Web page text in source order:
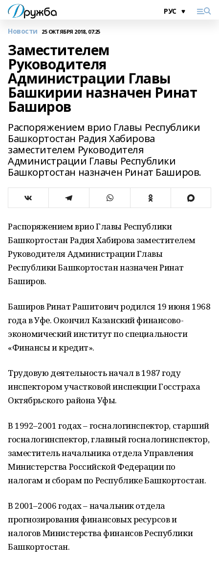
Новости 25 ОКТЯБРЯ 2018, 07:25
Заместителем
Руководителя
Администрации Главы
Башкирии назначен Ринат
Баширов
Распоряжением врио Главы Республики
Башкортостан Радия Хабирова
заместителем Руководителя
Администрации Главы Республики
Башкортостан назначен Ринат Баширов.
Распоряжением врио Главы Республики
Башкортостан Радия Хабирова заместителем
Руководителя Администрации Главы
Республики Башкортостан назначен Ринат
Баширов.
Баширов Ринат Рашитович родился 19 июня 1968
года в Уфе. Окончил Казанский финансово-
экономический институт по специальности
«Финансы и кредит».
Трудовую деятельность начал в 1987 году
инспектором участковой инспекции Госстраха
Октябрьского района Уфы.
В 1992–2001 годах – госналогинспектор, старший
госналогинспектор, главный госналогинспектор,
заместитель начальника отдела Управления
Министерства Российской Федерации по
налогам и сборам по Республике Башкортостан.
В 2001–2006 годах – начальник отдела
прогнозирования финансовых ресурсов и
налогов Министерства финансов Республики
Башкортостан.